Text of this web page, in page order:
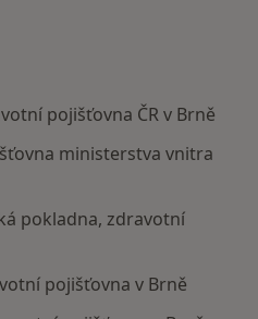
pojišťovna ČR v Brně
ministerstva vnitra
pokladna, zdravotní
pojišťovna v Brně